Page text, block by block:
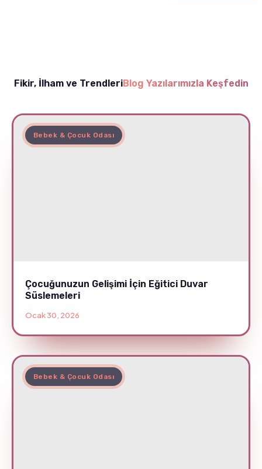
Fikir, İlham ve TrendleriBlog Yazılarımızla Keşfedin
Bebek & Çocuk Odası
Çocuğunuzun Gelişimi İçin Eğitici Duvar
Süslemeleri
Ocak 30, 2026
Bebek & Çocuk Odası